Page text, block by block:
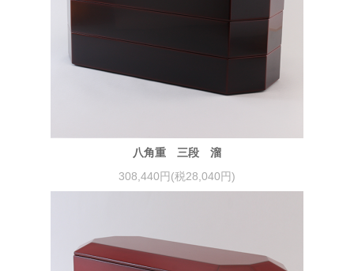
八角重 三段 溜
308,440円(税28,040円)